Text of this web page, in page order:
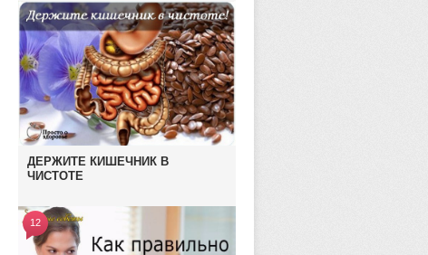
ДЕРЖИТЕ КИШЕЧНИК В
ЧИСТОТЕ
12